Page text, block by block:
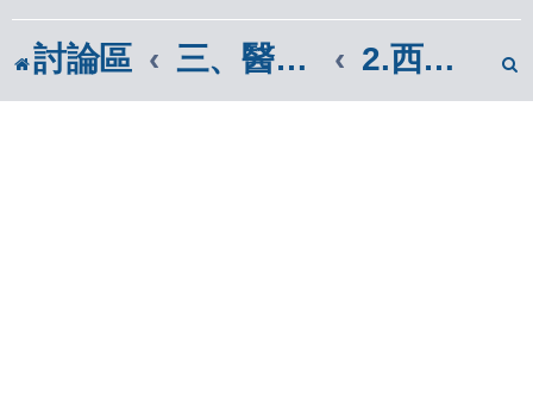
討論區 三、醫學報導區(市面報章雜誌) 2.西醫報導